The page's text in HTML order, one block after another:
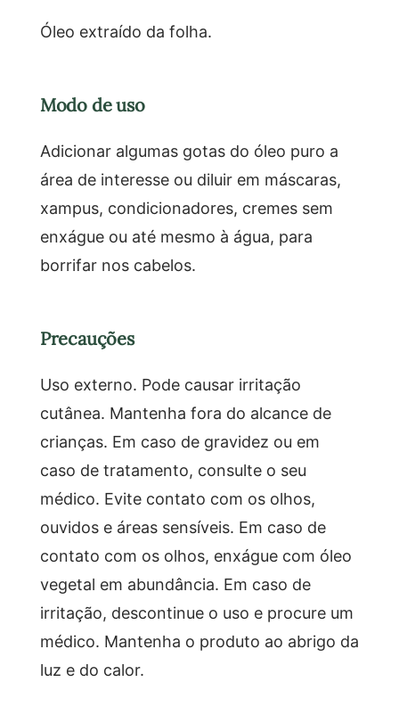
Óleo extraído da folha.
Modo de uso
Adicionar algumas gotas do óleo puro a
área de interesse ou diluir em máscaras,
xampus, condicionadores, cremes sem
enxágue ou até mesmo à água, para
borrifar nos cabelos.
Precauções
Uso externo. Pode causar irritação
cutânea. Mantenha fora do alcance de
crianças. Em caso de gravidez ou em
caso de tratamento, consulte o seu
médico. Evite contato com os olhos,
ouvidos e áreas sensíveis. Em caso de
contato com os olhos, enxágue com óleo
vegetal em abundância. Em caso de
irritação, descontinue o uso e procure um
médico. Mantenha o produto ao abrigo da
luz e do calor.